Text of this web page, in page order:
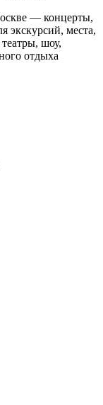
— концерты,
экскурсий, места,
шоу,
отдыха